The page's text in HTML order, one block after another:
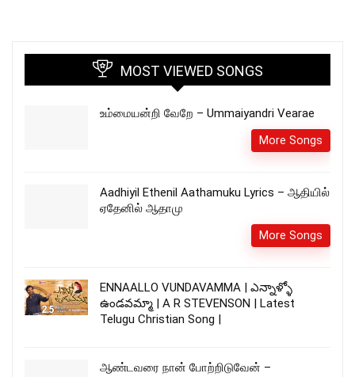
MOST VIEWED SONGS
உம்மையன்றி வேறே – Ummaiyandri Vearae
More Songs
Aadhiyil Ethenil Aathamuku Lyrics – ஆதியில்
ஏதேனில் ஆதாமு
More Songs
ENNAALLO VUNDAVAMMA | ఎన్నాళ్ళో
ఉండవమ్మా | A R STEVENSON | Latest
Telugu Christian Song |
ஆண்டவரை நான் போற்றிடுவேன் –